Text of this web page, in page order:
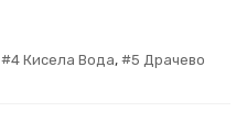
#4 Кисела Вода, #5 Драчево